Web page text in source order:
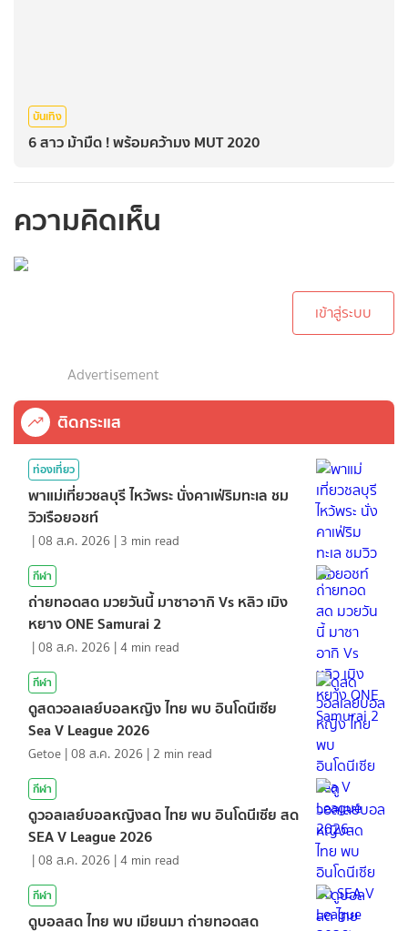
บันเทิง
6 สาว ม้ามืด ! พร้อมคว้ามง MUT 2020
ความคิดเห็น
เข้าสู่ระบบ
Advertisement
ติดกระแส
ท่องเที่ยว
พาแม่เที่ยวชลบุรี ไหว้พระ นั่งคาเฟ่ริมทะเล ชม
วิวเรือยอชท์
|08 ส.ค. 2026 | 3 min read
กีฬา
ถ่ายทอดสด มวยวันนี้ มาซาอากิ Vs หลิว เมิง
หยาง ONE Samurai 2
|08 ส.ค. 2026 |4 min read
กีฬา
ดูสดวอลเลย์บอลหญิง ไทย พบ อินโดนีเซีย
Sea V League 2026
Getoe |08 ส.ค. 2026 | 2 min read
กีฬา
ดูวอลเลย์บอลหญิงสด ไทย พบ อินโดนีเซีย สด
SEA V League 2026
|08 ส.ค. 2026 |4 min read
กีฬา
ดูบอลสด ไทย พบ เมียนมา ถ่ายทอดสด